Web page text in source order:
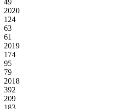
2020
124
63
61
2019
174
95
79
2018
392
209
183